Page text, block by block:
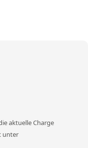
aktuelle Charge
unter